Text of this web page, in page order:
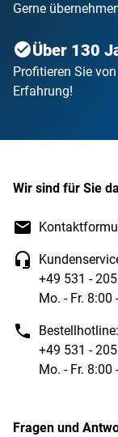
Gerne
Über 130
Profitieren Sie
Erfahrung!
Wir sind für Sie da
+49 531 -
Mo. - Fr. 8:00
Bestellhotline:
+49 531 -
Mo. - Fr. 8:00
Fragen und